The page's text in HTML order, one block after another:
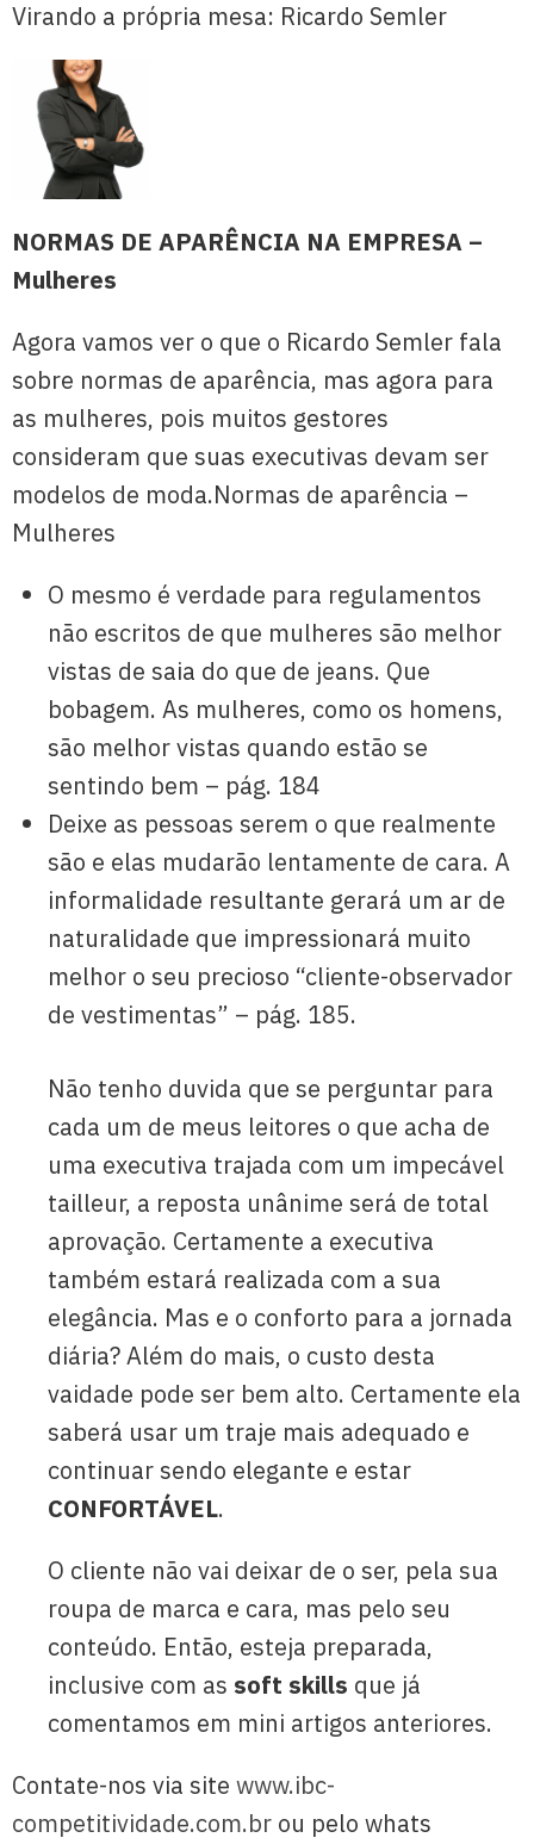
Virando a própria mesa: Ricardo Semler
NORMAS DE APARÊNCIA NA EMPRESA –
Mulheres
Agora vamos ver o que o Ricardo Semler fala
sobre normas de aparência, mas agora para
as mulheres, pois muitos gestores
consideram que suas executivas devam ser
modelos de moda.Normas de aparência –
Mulheres
O mesmo é verdade para regulamentos
não escritos de que mulheres são melhor
vistas de saia do que de jeans. Que
bobagem. As mulheres, como os homens,
são melhor vistas quando estão se
sentindo bem – pág. 184
Deixe as pessoas serem o que realmente
são e elas mudarão lentamente de cara. A
informalidade resultante gerará um ar de
naturalidade que impressionará muito
melhor o seu precioso “cliente-observador
de vestimentas” – pág. 185.
Não tenho duvida que se perguntar para
cada um de meus leitores o que acha de
uma executiva trajada com um impecável
tailleur, a reposta unânime será de total
aprovação. Certamente a executiva
também estará realizada com a sua
elegância. Mas e o conforto para a jornada
diária? Além do mais, o custo desta
vaidade pode ser bem alto. Certamente ela
saberá usar um traje mais adequado e
continuar sendo elegante e estar
CONFORTÁVEL.
O cliente não vai deixar de o ser, pela sua
roupa de marca e cara, mas pelo seu
conteúdo. Então, esteja preparada,
inclusive com as soft skills que já
comentamos em mini artigos anteriores.
Contate-nos via site www.ibc-
competitividade.com.br ou pelo whats